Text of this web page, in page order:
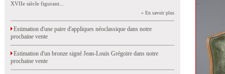
XVIIe siècle figurant...
» En savoir plus
Estimation d'une paire d'appliques néoclassique dans notre
prochaine vente
Estimation d'un bronze signé Jean-Louis Grégoire dans notre
prochaine vente